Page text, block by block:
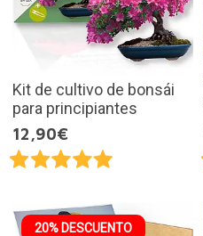
Kit de cultivo de bonsái
para principiantes
12,90€
20% DESCUENTO